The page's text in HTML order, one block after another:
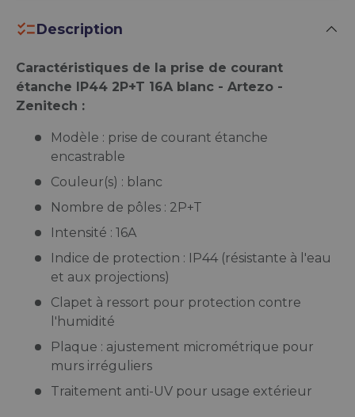
Description
Caractéristiques de la prise de courant
étanche IP44 2P+T 16A blanc - Artezo -
Zenitech :
Modèle : prise de courant étanche
encastrable
Couleur(s) : blanc
Nombre de pôles : 2P+T
Intensité : 16A
Indice de protection : IP44 (résistante à l'eau
et aux projections)
Clapet à ressort pour protection contre
l'humidité
Plaque : ajustement micrométrique pour
murs irréguliers
Traitement anti-UV pour usage extérieur